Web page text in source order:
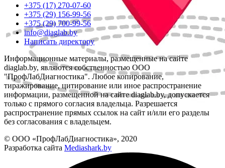
+375 (17) 270-07-60
+375 (29) 156-99-56
+375 (29) 700-99-56
info@diaglab.by
Написать директору
Информационные материалы, размещенные на сайте
diaglab.by, являются собственностью ООО
"ПрофЛабДиагностика". Любое копирование,
тиражирование, цитирование или иное распространение
информации, размещенной на сайте diaglab.by, допускается
только с прямого согласия владельца. Разрешается
распространение прямых ссылок на сайт и/или его разделы
без согласования с владельцем.
© ООО «ПрофЛабДиагностика», 2020
Разработка сайта Mediashark.by